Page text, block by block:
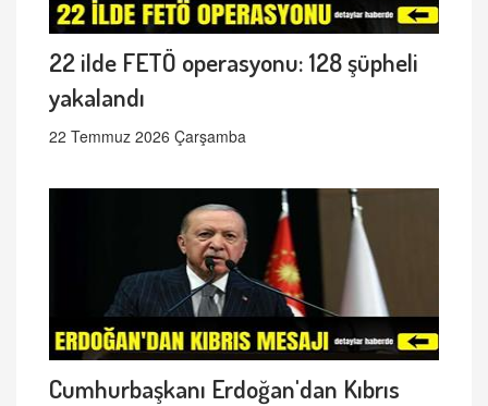
22 ilde FETÖ operasyonu: 128 şüpheli
yakalandı
22 Temmuz 2026 Çarşamba
Cumhurbaşkanı Erdoğan'dan Kıbrıs